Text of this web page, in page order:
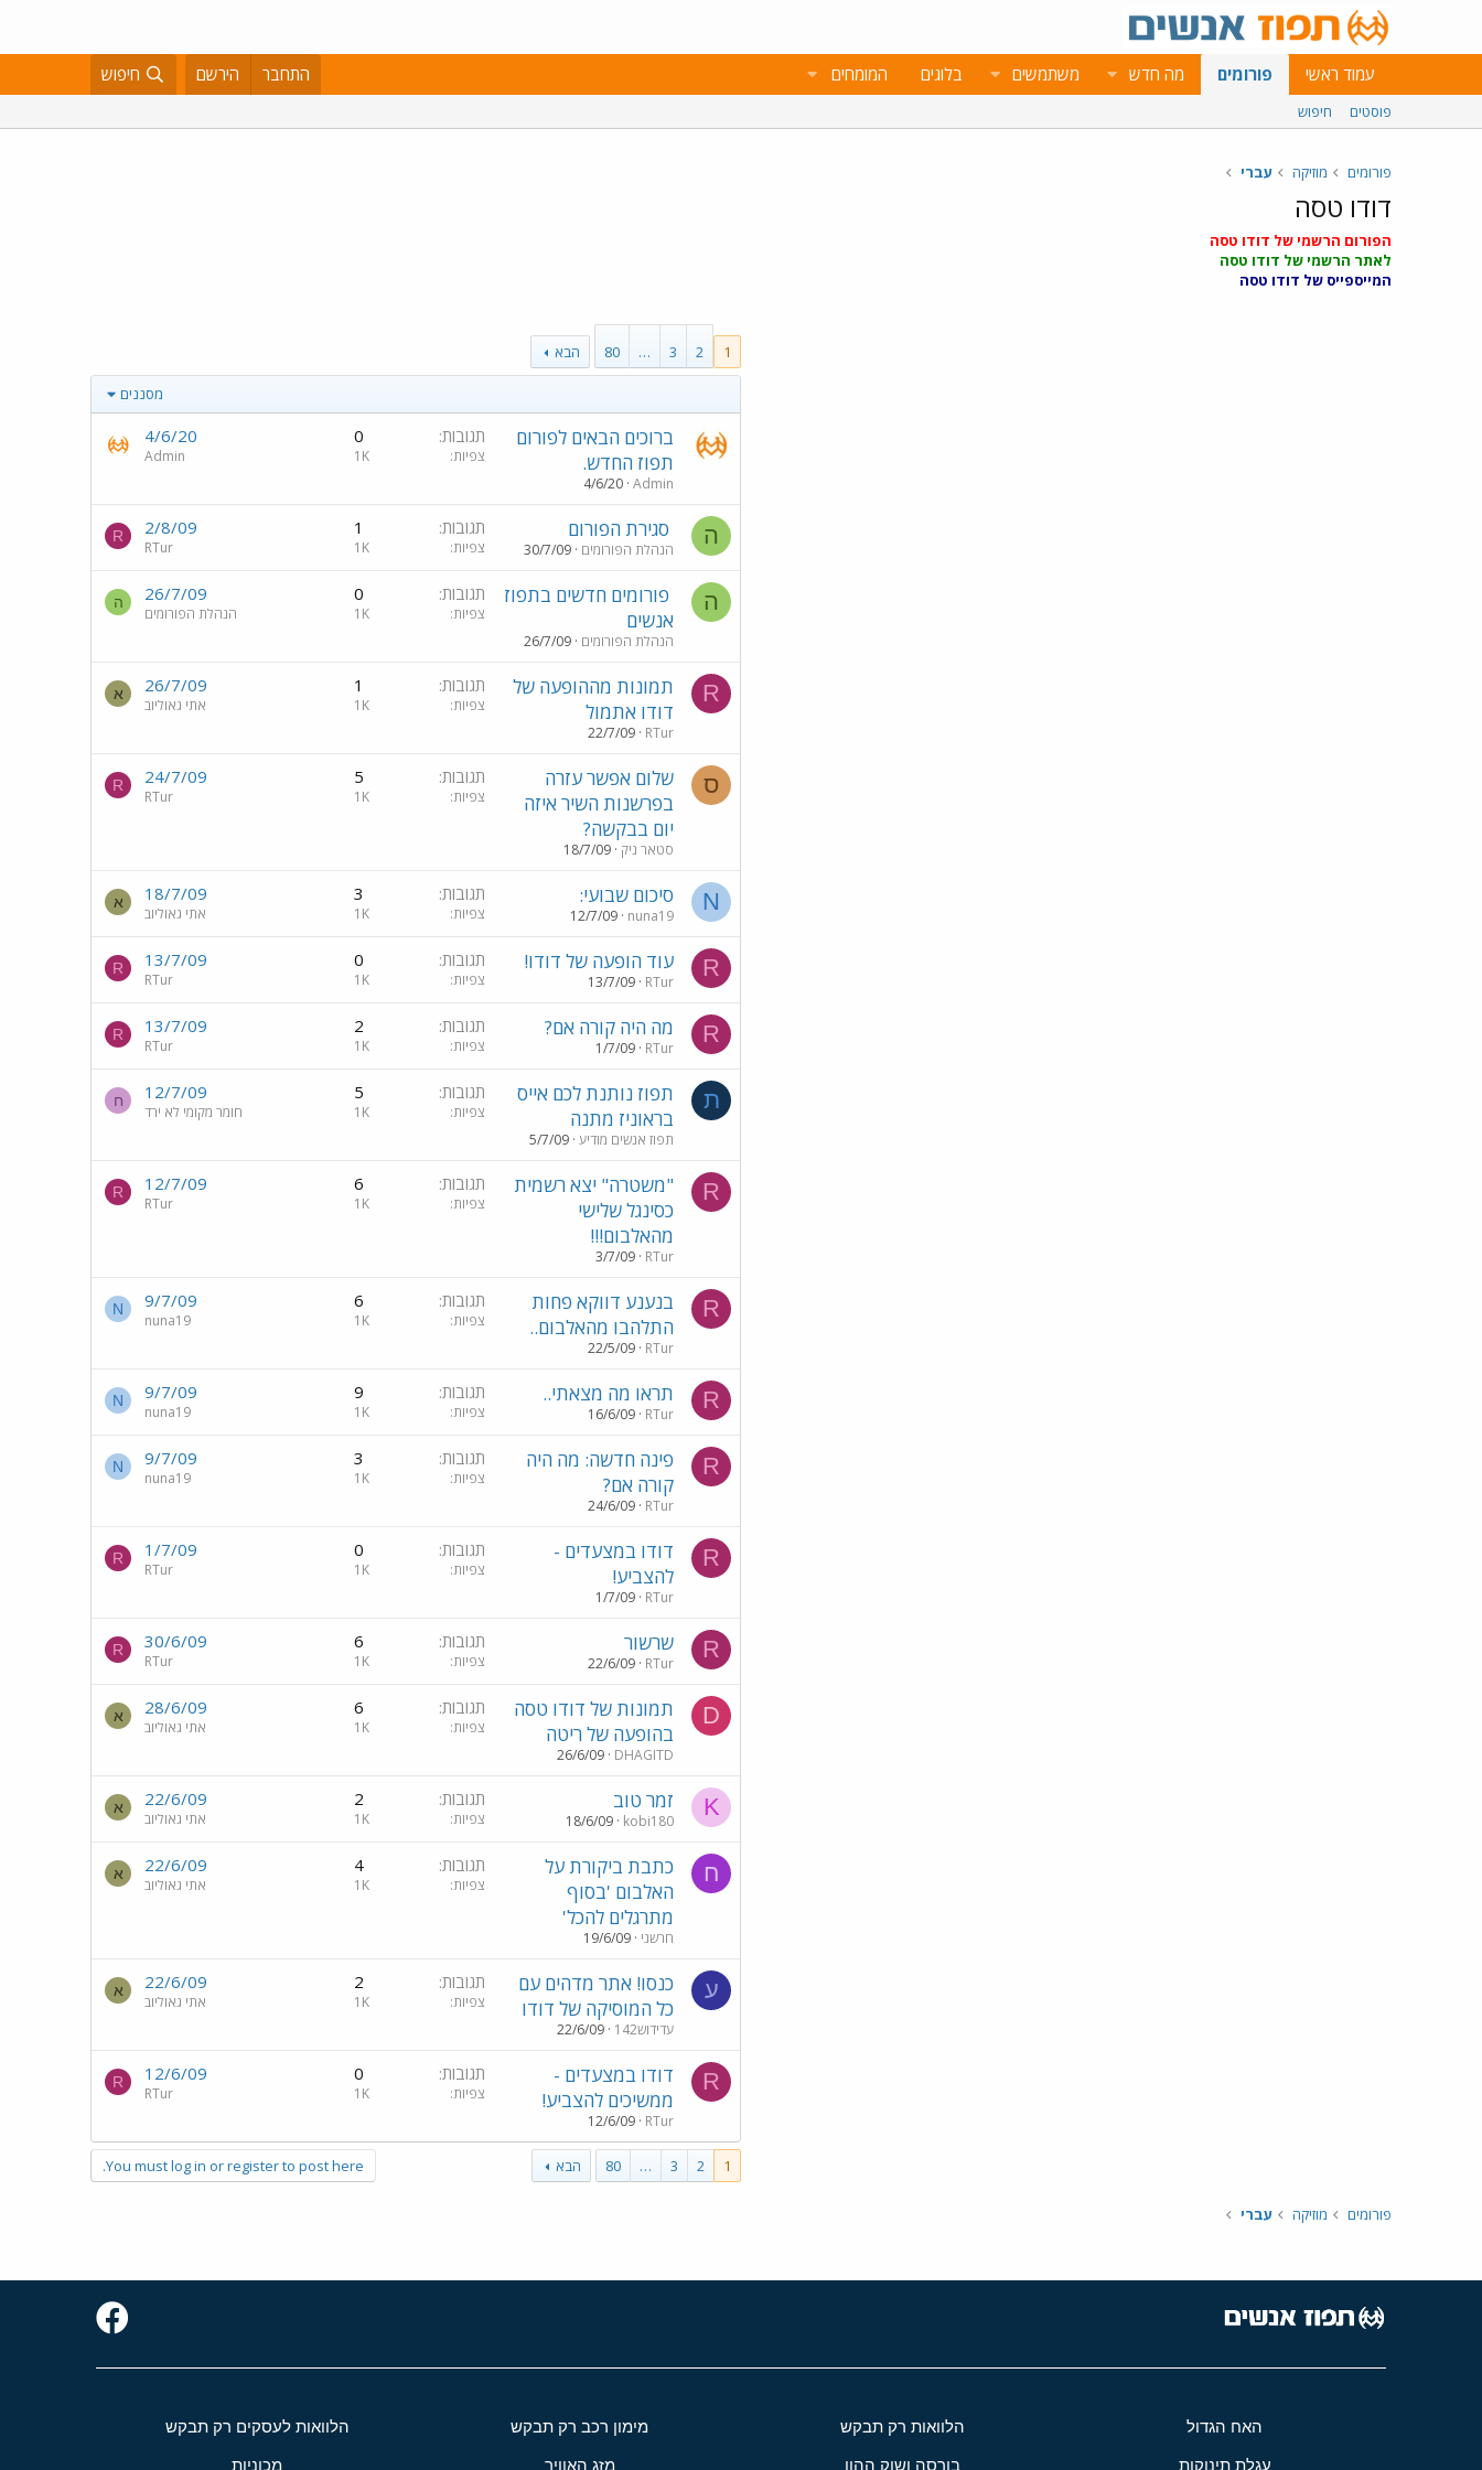
עמוד ראשי פורומים מה חדש משתמשים בלוגים המומחים התחבר הירשם חיפוש
פוסטים חיפוש
פורומים מוזיקה עברי
דודו טסה
הפורום הרשמי של דודו טסה
לאתר הרשמי של דודו טסה
המייספייס של דודו טסה
1
2
3
…
80 הבא
מסננים
ברוכים הבאים לפורום
תפוז החדש.
Admin
4/6/20
תגובות 0
צפיות 1K
4/6/20
Admin
ה סגירת הפורום
הנהלת הפורומים 30/7/09
תגובות 1
צפיות 1K
2/8/09
RTur
R
ה
פורומים חדשים בתפוז
אנשים
הנהלת הפורומים 26/7/09
תגובות 0
צפיות 1K
26/7/09
הנהלת הפורומים
ה
R
תמונות מההופעה של
דודו אתמול
RTur
22/7/09
תגובות 1
צפיות 1K
26/7/09
אתי גאוליוב
א
ס
שלום אפשר עזרה
בפרשנות השיר איזה
יום בבקשה?
סטאר ניק 18/7/09
תגובות 5
צפיות 1K
24/7/09
RTur
R
N סיכום שבועי:
nuna19
12/7/09
תגובות 3
צפיות 1K
18/7/09
אתי גאוליוב
א
R עוד הופעה של דודו!
RTur
13/7/09
תגובות 0
צפיות 1K
13/7/09
RTur
R
R מה היה קורה אם?
RTur
1/7/09
תגובות 2
צפיות 1K
13/7/09
RTur
R
ת
תפוז נותנת לכם אייס
בראוניז מתנה
תפוז אנשים מודיע 5/7/09
תגובות 5
צפיות 1K
12/7/09
חומר מקומי לא ירד
ח
R
"משטרה" יצא רשמית
כסינגל שלישי
מהאלבום!!!
RTur
3/7/09
תגובות 6
צפיות 1K
12/7/09
RTur
R
R
בנענע דווקא פחות
התלהבו מהאלבום..
RTur
22/5/09
תגובות 6
צפיות 1K
9/7/09
nuna19
N
R תראו מה מצאתי..
RTur
16/6/09
תגובות 9
צפיות 1K
9/7/09
nuna19
N
R
פינה חדשה: מה היה
קורה אם?
RTur
24/6/09
תגובות 3
צפיות 1K
9/7/09
nuna19
N
R
דודו במצעדים -
להצביע!
RTur
1/7/09
תגובות 0
צפיות 1K
1/7/09
RTur
R
R שרשור
RTur
22/6/09
תגובות 6
צפיות 1K
30/6/09
RTur
R
D
תמונות של דודו טסה
בהופעה של ריטה
DHAGITD
26/6/09
תגובות 6
צפיות 1K
28/6/09
אתי גאוליוב
א
K זמר טוב
kobi180
18/6/09
תגובות 2
צפיות 1K
22/6/09
אתי גאוליוב
א
ח
כתבת ביקורת על
האלבום 'בסוף
מתרגלים להכל'
חרשני 19/6/09
תגובות 4
צפיות 1K
22/6/09
אתי גאוליוב
א
ע
כנסו! אתר מדהים עם
כל המוסיקה של דודו
עדידוש142 22/6/09
תגובות 2
צפיות 1K
22/6/09
אתי גאוליוב
א
R
דודו במצעדים -
ממשיכים להצביע!
RTur
12/6/09
תגובות 0
צפיות 1K
12/6/09
RTur
R
1
2
3
…
80 הבא You must log in or register to post here.
פורומים מוזיקה עברי
האח הגדול הלוואות רק תבקש מימון רכב רק תבקש הלוואות לעסקים רק תבקש
עגלת תינוקות בורסה ושוק ההון מזג האוויר מכוניות